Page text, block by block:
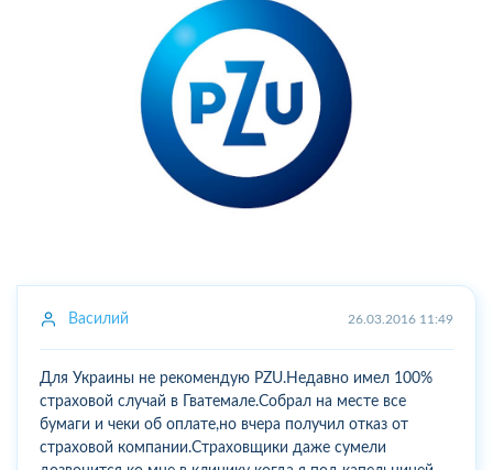
Василий 26.03.2016 11:49
Для Украины не рекомендую PZU.Недавно имел 100%
страховой случай в Гватемале.Собрал на месте все
бумаги и чеки об оплате,но вчера получил отказ от
страховой компании.Страховщики даже сумели